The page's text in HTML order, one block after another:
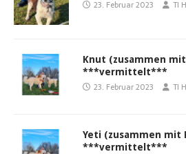
23. Februar 2023 TI
Knut (zusammen
***vermittelt***
23. Februar 2023 TI
Yeti (zusammen mit
***vermittelt***